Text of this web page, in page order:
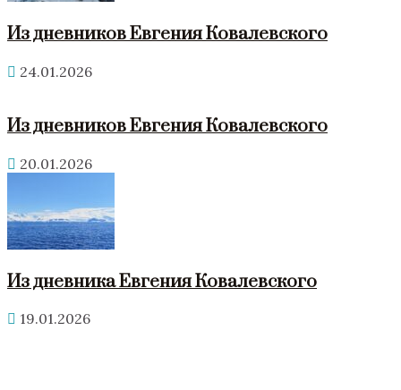
Из дневников Евгения Ковалевского
24.01.2026
Из дневников Евгения Ковалевского
20.01.2026
Из дневника Евгения Ковалевского
19.01.2026